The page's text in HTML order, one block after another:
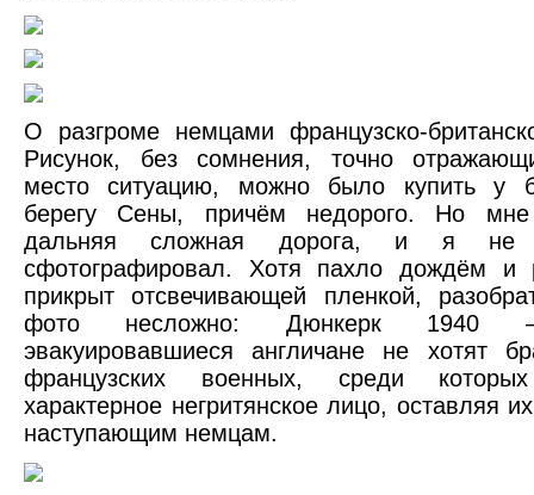
О разгроме немцами французско-
Рисунок, без сомнения, точно
место ситуацию, можно было купить у
берегу Сены, причём недорого. Но мне
дальняя сложная дорога, и я не
сфотографировал. Хотя пахло дождём и
прикрыт отсвечивающей пленкой,
фото несложно: Дюнкерк 1940
эвакуировавшиеся англичане не хотят
французских военных, среди
характерное негритянское лицо, оставляя
наступающим немцам.